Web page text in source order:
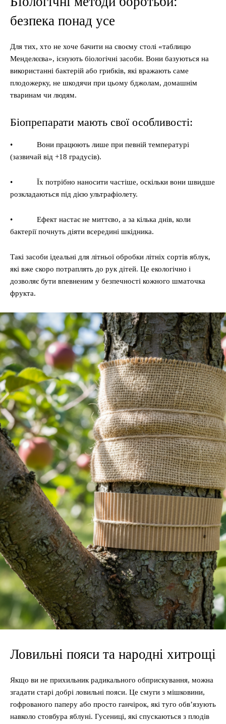
безпека понад усе
Для тих, хто не хоче бачити на своєму столі «таблицю
Менделєєва», існують біологічні засоби. Вони базуються на
використанні бактерій або грибків, які вражають саме
плодожерку, не шкодячи при цьому бджолам, домашнім
тваринам чи людям.
Біопрепарати мають свої особливості:
• Вони працюють лише при певній температурі
(зазвичай від +18 градусів).
• Їх потрібно наносити частіше, оскільки вони швидше
розкладаються під дією ультрафіолету.
• Ефект настає не миттєво, а за кілька днів, коли
бактерії почнуть діяти всередині шкідника.
Такі засоби ідеальні для літньої обробки літніх сортів яблук,
які вже скоро потраплять до рук дітей. Це екологічно і
дозволяє бути впевненим у безпечності кожного шматочка
фрукта.
Ловильні пояси та народні хитрощі
Якщо ви не прихильник радикального обприскування, можна
згадати старі добрі ловильні пояси. Це смуги з мішковини,
гофрованого паперу або просто ганчірок, які туго обв’язують
навколо стовбура яблуні. Гусениці, які спускаються з плодів